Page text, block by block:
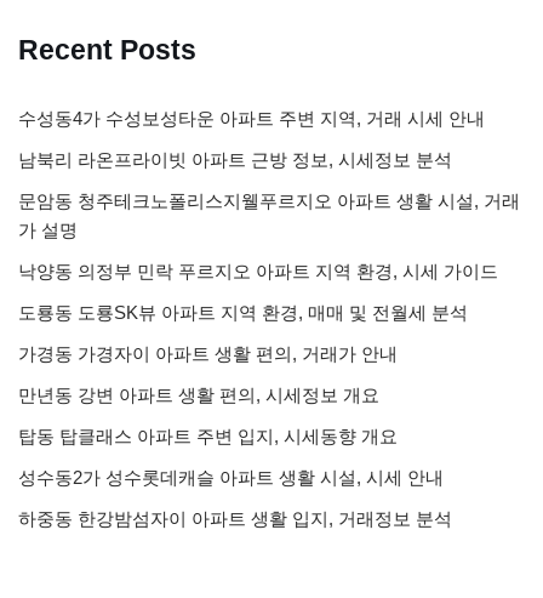
Recent Posts
수성동4가 수성보성타운 아파트 주변 지역, 거래 시세 안내
남북리 라온프라이빗 아파트 근방 정보, 시세정보 분석
문암동 청주테크노폴리스지웰푸르지오 아파트 생활 시설, 거래
가 설명
낙양동 의정부 민락 푸르지오 아파트 지역 환경, 시세 가이드
도룡동 도룡SK뷰 아파트 지역 환경, 매매 및 전월세 분석
가경동 가경자이 아파트 생활 편의, 거래가 안내
만년동 강변 아파트 생활 편의, 시세정보 개요
탑동 탑클래스 아파트 주변 입지, 시세동향 개요
성수동2가 성수롯데캐슬 아파트 생활 시설, 시세 안내
하중동 한강밤섬자이 아파트 생활 입지, 거래정보 분석